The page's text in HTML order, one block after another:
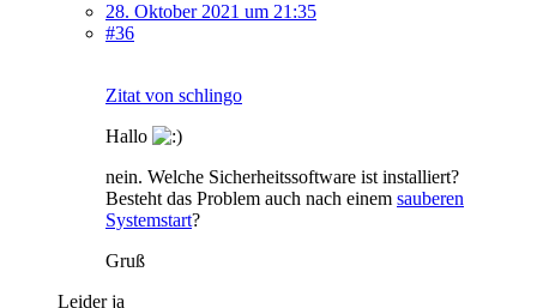
28. Oktober 2021 um 21:35
#36
Zitat von schlingo
Hallo
nein. Welche Sicherheitssoftware ist installiert?
Besteht das Problem auch nach einem sauberen
Systemstart?
Gruß
Leider ja